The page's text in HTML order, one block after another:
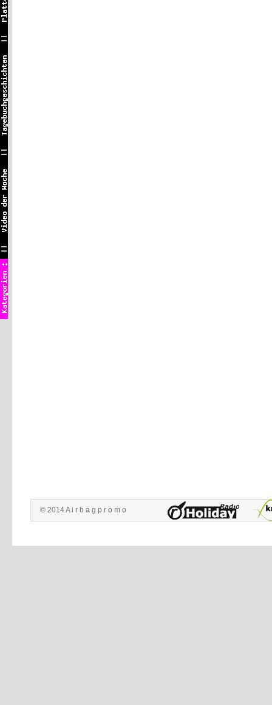
© 2014 A i r b a g p r o m o